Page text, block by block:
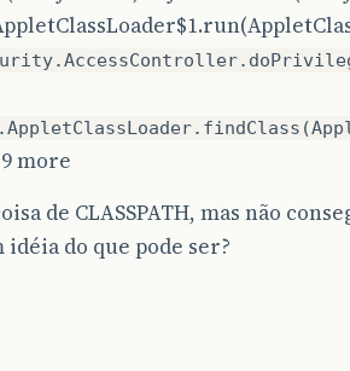
more
de CLASSPATH, mas não
do que pode ser?